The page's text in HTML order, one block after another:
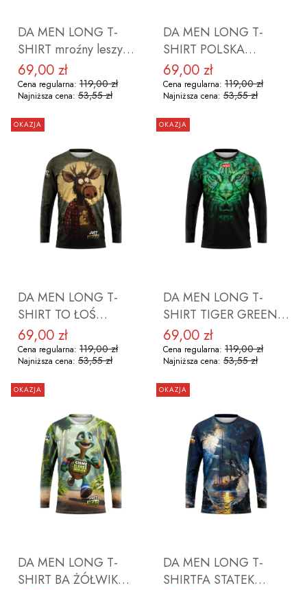
DA MEN LONG T-
SHIRT mroźny leszy
Cena promocyjna
69,00 zł
Cena regularna: 119,00 zł
Najniższa cena: 53,55 zł
DO KOSZYKA
DA MEN LONG T-
SHIRT POLSKA
Cena promocyjna
69,00 zł
Cena regularna: 119,00 zł
Najniższa cena: 53,55 zł
DO KOSZYKA
OKAZJA
DA MEN LONG T-
SHIRT TO ŁOŚ
Cena promocyjna
69,00 zł
Cena regularna: 119,00 zł
Najniższa cena: 53,55 zł
DO KOSZYKA
OKAZJA
DA MEN LONG T-
SHIRT TIGER GREEN
Cena promocyjna
69,00 zł
Cena regularna: 119,00 zł
Najniższa cena: 53,55 zł
DO KOSZYKA
OKAZJA
DA MEN LONG T-
SHIRT BA ŻÓŁWIK
OKAZJA
DA MEN LONG T-
SHIRTFA STATEK